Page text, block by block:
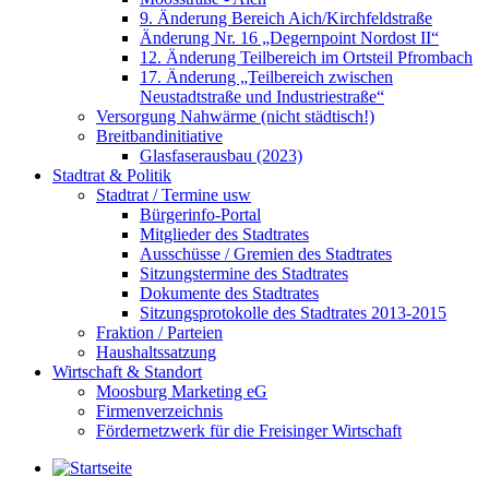
9. Änderung Bereich Aich/Kirchfeldstraße
Änderung Nr. 16 „Degernpoint Nordost II“
12. Änderung Teilbereich im Ortsteil Pfrombach
17. Änderung „Teilbereich zwischen
Neustadtstraße und Industriestraße“
Versorgung Nahwärme (nicht städtisch!)
Breitbandinitiative
Glasfaserausbau (2023)
Stadtrat & Politik
Stadtrat / Termine usw
Bürgerinfo-Portal
Mitglieder des Stadtrates
Ausschüsse / Gremien des Stadtrates
Sitzungstermine des Stadtrates
Dokumente des Stadtrates
Sitzungsprotokolle des Stadtrates 2013-2015
Fraktion / Parteien
Haushaltssatzung
Wirtschaft & Standort
Moosburg Marketing eG
Firmenverzeichnis
Fördernetzwerk für die Freisinger Wirtschaft